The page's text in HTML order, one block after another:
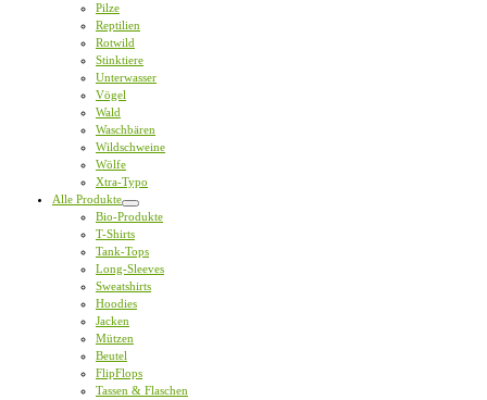
Pilze
Reptilien
Rotwild
Stinktiere
Unterwasser
Vögel
Wald
Waschbären
Wildschweine
Wölfe
Xtra-Typo
Alle Produkte
Bio-Produkte
T-Shirts
Tank-Tops
Long-Sleeves
Sweatshirts
Hoodies
Jacken
Mützen
Beutel
FlipFlops
Tassen & Flaschen